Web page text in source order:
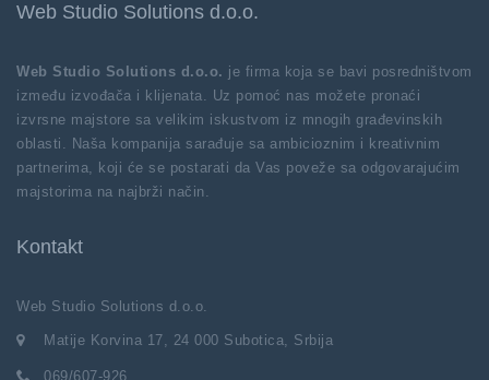
Web Studio Solutions d.o.o.
Web Studio Solutions d.o.o. je firma koja se bavi posredništvom
između izvođača i klijenata. Uz pomoć nas možete pronaći
izvrsne majstore sa velikim iskustvom iz mnogih građevinskih
oblasti. Naša kompanija sarađuje sa ambicioznim i kreativnim
partnerima, koji će se postarati da Vas poveže sa odgovarajućim
majstorima na najbrži način.
Kontakt
Web Studio Solutions d.o.o.
Matije Korvina 17, 24 000 Subotica, Srbija
069/607-926